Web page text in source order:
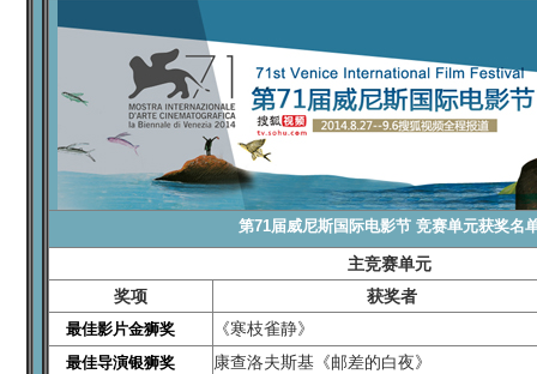
第71届威尼斯国际电影节 竞赛单元获奖名
主竞赛单元
奖项
获奖者
最佳影片金狮奖 《寒枝雀静》
最佳导演银狮奖 康查洛夫斯基《邮差的白夜》